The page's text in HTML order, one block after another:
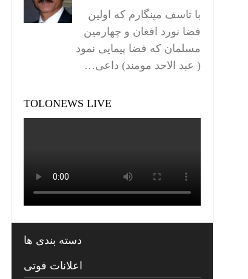
با تاسف مینگارم که اولین
فضا نورد افغان و چهارمین
مسلمان که فضا پیمایی نمود
( عبد الاحد مومند) داعی…
TOLONEWS LIVE
دسته بندی ها
اعلانات فوتی